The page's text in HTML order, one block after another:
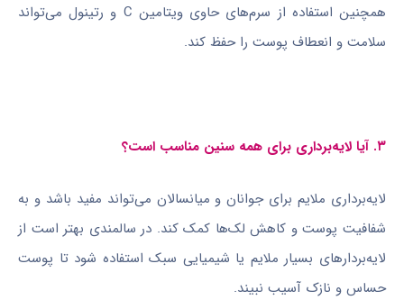
همچنین استفاده از سرم‌های حاوی ویتامین C و رتینول می‌تواند
سلامت و انعطاف پوست را حفظ کند.
۳. آیا لایه‌برداری برای همه سنین مناسب است؟
لایه‌برداری ملایم برای جوانان و میانسالان می‌تواند مفید باشد و به
شفافیت پوست و کاهش لک‌ها کمک کند. در سالمندی بهتر است از
لایه‌بردارهای بسیار ملایم یا شیمیایی سبک استفاده شود تا پوست
حساس و نازک آسیب نبیند.